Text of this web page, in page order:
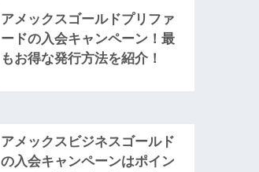
アメックスゴールドプリファ
ードの入会キャンペーン！最
もお得な発行方法を紹介！
アメックスビジネスゴールド
の入会キャンペーンはポイン